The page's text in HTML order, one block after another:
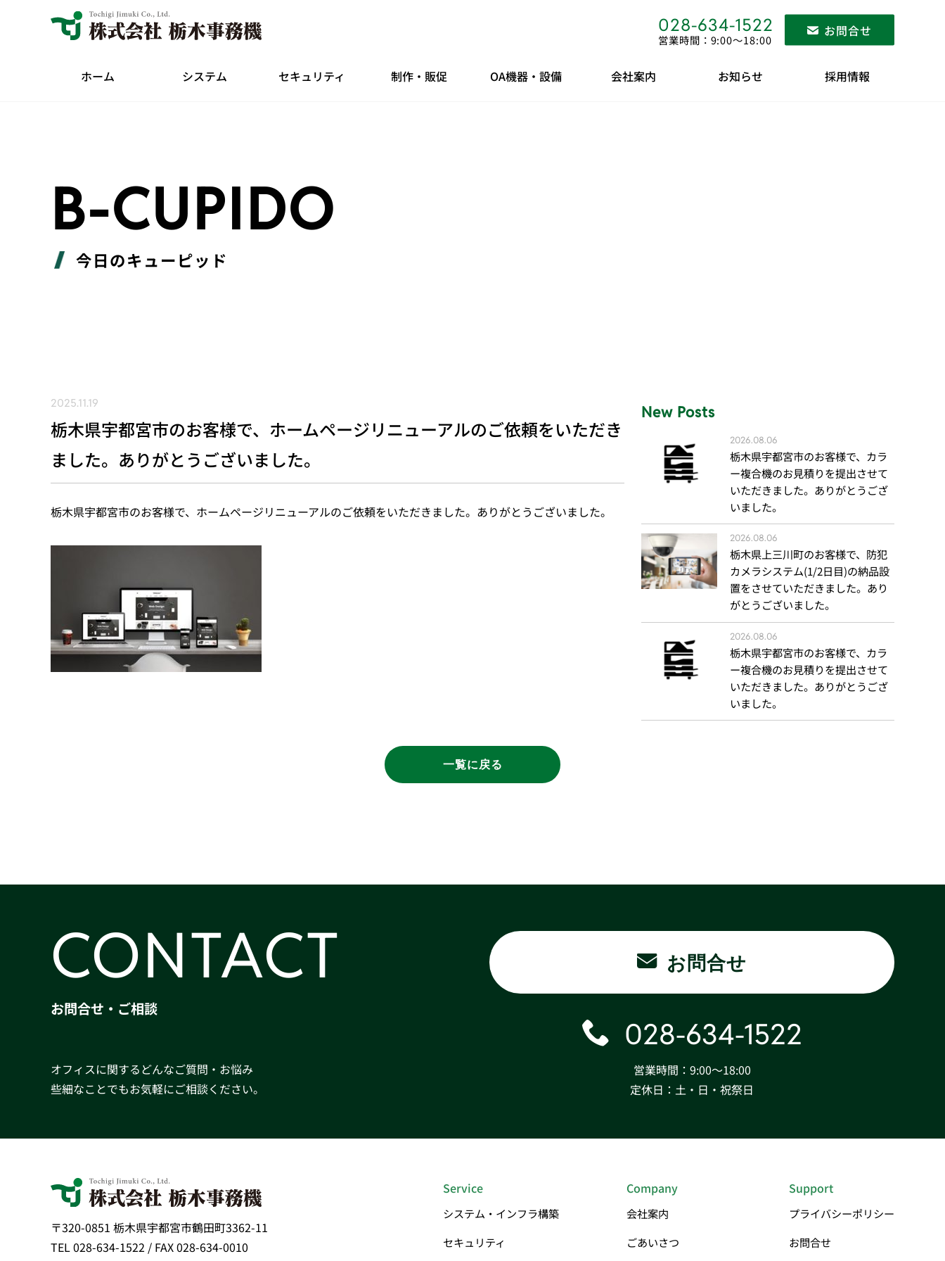
028-634-1522
営業時間：9:00〜18:00
お問合せ
ホーム システム セキュリティ 制作・販促 OA機器・設備 会社案内 お知らせ 採用情報
B-CUPIDO
今日のキューピッド
2025.11.19
栃木県宇都宮市のお客様で、ホームページリニューアルのご依頼をいただき
ました。ありがとうございました。
栃木県宇都宮市のお客様で、ホームページリニューアルのご依頼をいただきました。ありがとうございました。
New Posts
2026.08.06
栃木県宇都宮市のお客様で、カラ
ー複合機のお見積りを提出させて
いただきました。ありがとうござ
いました。
2026.08.06
栃木県上三川町のお客様で、防犯
カメラシステム(1/2日目)の納品設
置をさせていただきました。あり
がとうございました。
2026.08.06
栃木県宇都宮市のお客様で、カラ
ー複合機のお見積りを提出させて
いただきました。ありがとうござ
いました。
一覧に戻る
CONTACT
お問合せ・ご相談
オフィスに関するどんなご質問・お悩み
些細なことでもお気軽にご相談ください。
お問合せ
028-634-1522
営業時間：9:00〜18:00
定休日：土・日・祝祭日
〒320-0851 栃木県宇都宮市鶴田町3362-11
TEL 028-634-1522 / FAX 028-634-0010
Service
システム・インフラ構築
セキュリティ
Company
会社案内
ごあいさつ
Support
プライバシーポリシー
お問合せ